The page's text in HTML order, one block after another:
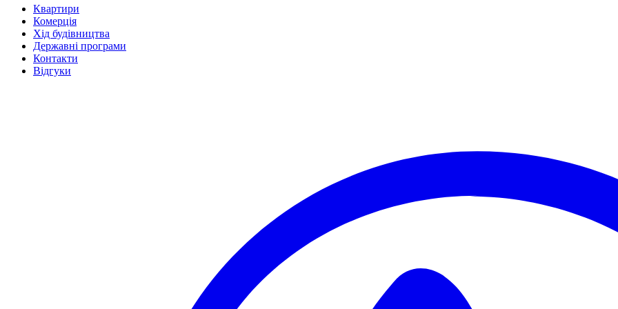
Квартири
Комерція
Хід будівництва
Державні програми
Контакти
Відгуки